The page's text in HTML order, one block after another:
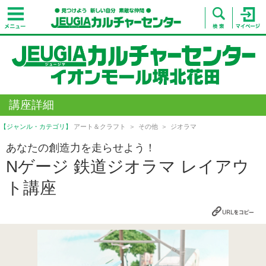
講座詳細
【ジャンル・カテゴリ】 アート＆クラフト その他 ジオラマ
あなたの創造力を走らせよう！
Nゲージ 鉄道ジオラマ レイアウ
ト講座